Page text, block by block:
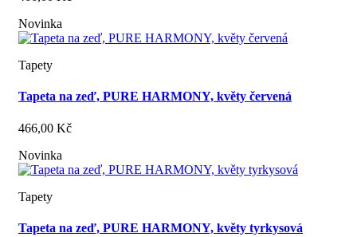
Novinka
Tapety
Tapeta na zeď, PURE HARMONY, květy červená
466,00 Kč
Novinka
Tapety
Tapeta na zeď, PURE HARMONY, květy tyrkysová